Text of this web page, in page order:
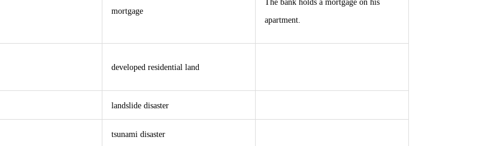
mortgage
The bank holds a mortgage on his
apartment.
developed residential land
landslide disaster
tsunami disaster